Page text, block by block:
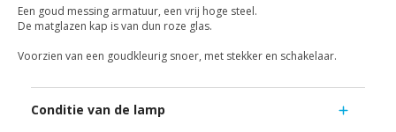
Een goud messing armatuur, een vrij hoge steel.
De matglazen kap is van dun roze glas.
Voorzien van een goudkleurig snoer, met stekker en schakelaar.
Conditie van de lamp